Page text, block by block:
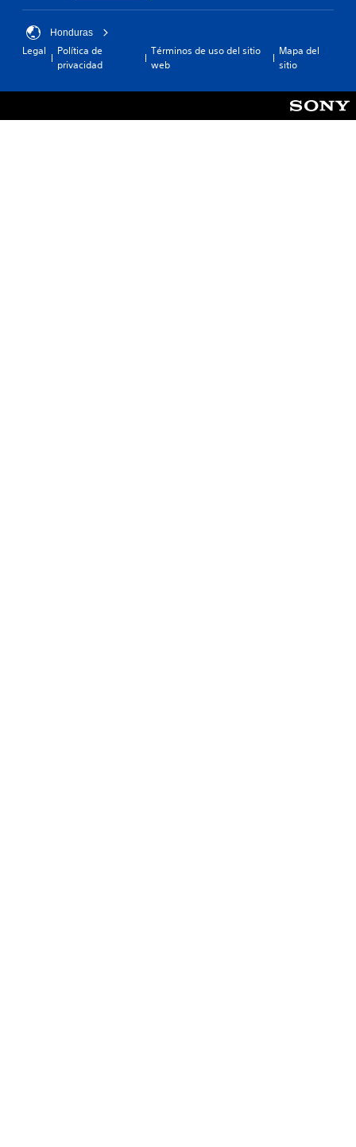
Honduras
Legal
Política de
privacidad
Términos de uso del sitio
web
Mapa del
sitio